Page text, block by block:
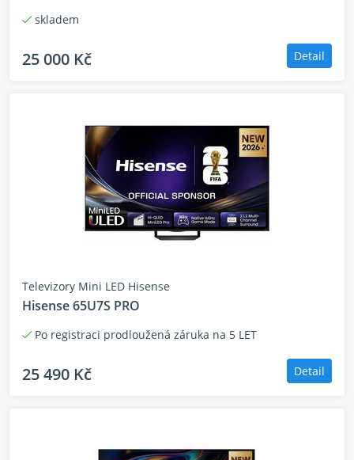
skladem
25 000 Kč Detail
Televizory Mini LED Hisense
Hisense 65U7S PRO
Po registraci prodloužená záruka na 5 LET
25 490 Kč Detail